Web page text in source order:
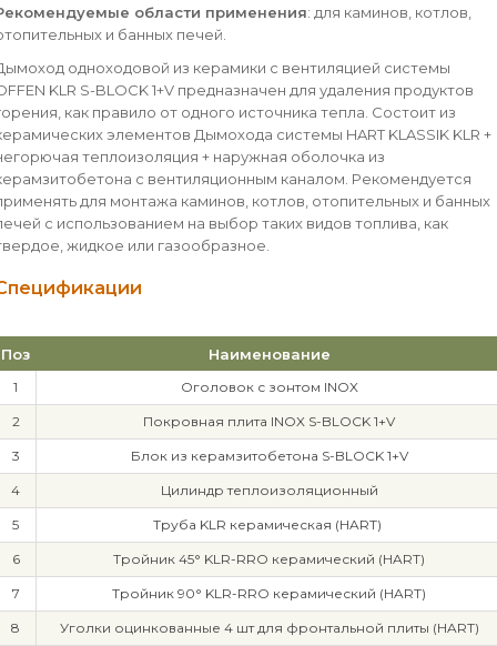
области применения: для каминов, котлов,
и банных печей.
одноходовой из керамики с вентиляцией системы
KLR S-BLOCK 1+V предназначен для удаления продуктов
как правило от одного источника тепла. Состоит из
элементов Дымохода системы HART KLASSIK KLR +
теплоизоляция + наружная оболочка из
с вентиляционным каналом. Рекомендуется
для монтажа каминов, котлов, отопительных и банных
с использованием на выбор таких видов топлива, как
жидкое или газообразное.
Поз Наименование
1 Оголовок с зонтом INOX
2 Покровная плита INOX S-BLOCK 1+V
3 Блок из керамзитобетона S-BLOCK 1+V
4 Цилиндр теплоизоляционный
5 Труба KLR керамическая (HART)
6 Тройник 45° KLR-RRO керамический (HART)
7 Тройник 90° KLR-RRO керамический (HART)
8 Уголки оцинкованные 4 шт для фронтальной плиты (HART)